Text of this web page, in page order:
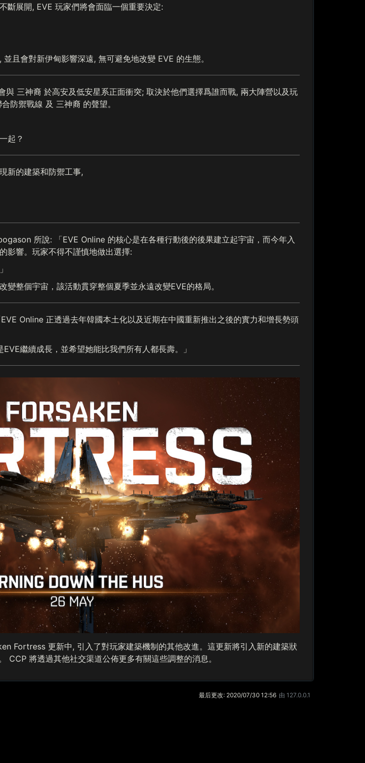
斷展開, EVE 玩家們將會面臨一個重要決定:
且會對新伊甸影響深遠, 無可避免地改變 EVE 的生態。
三神裔 於高安及低安星系正面衝突; 取決於他們選擇爲誰而戰, 兩大陣營以及玩
防禦戰線 及 三神裔 的聲望。
起？
新的建築和防禦工事,
所說: 「EVE Online 的核心是在各種行動後的後果建立起宇宙，而今年入
影響。玩家不得不謹慎地做出選擇:
整個宇宙，該活動貫穿整個夏季並永遠改變EVE的格局。
Online 正透過去年韓國本土化以及近期在中國重新推出之後的實力和增長勢頭
繼續成長，並希望她能比我們所有人都長壽。」
Fortress 更新中, 引入了對玩家建築機制的其他改進。這更新將引入新的建築狀
將透過其他社交渠道公佈更多有關這些調整的消息。
最后更改: 2020/07/30 12:56 由 127.0.0.1